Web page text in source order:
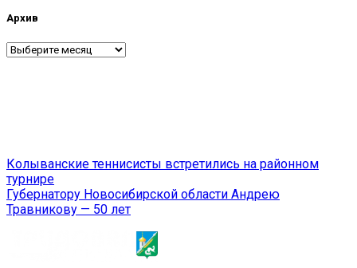
Архив
Архив
Навигация
по
записям
Колыванские теннисисты встретились на районном
турнире
Губернатору Новосибирской области Андрею
Травникову — 50 лет